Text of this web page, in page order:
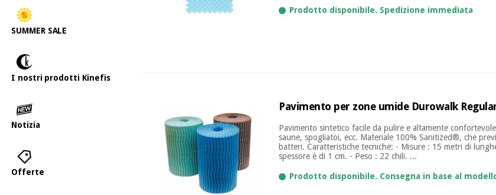
SUMMER SALE
I nostri prodotti Kinefis
Notizia
Offerte
Prodotto disponibile. Spedizione immediata
Pavimento per zone umide Durowalk
Pavimento sintetico facile da pulire e altamente
saune, spogliatoi, ecc. Materiale 100% Sanitized®, che
batteri. Caratteristiche tecniche: - Misure : 15 metri di
spessore è di 1 cm. - Peso : 22 chili. ...
Prodotto disponibile. Consegna in base al